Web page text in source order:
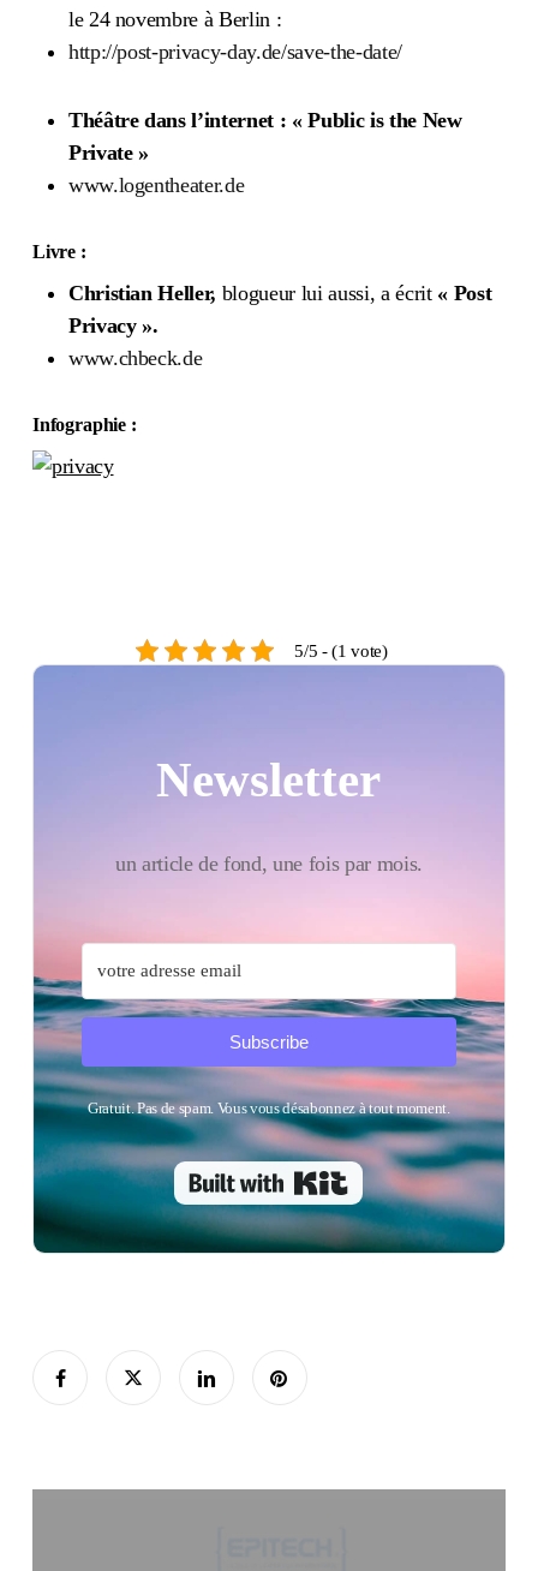
le 24 novembre à Berlin :
http://post-privacy-day.de/save-the-date/
Théâtre dans l’internet : « Public is the New
Private »
www.logentheater.de
Livre :
Christian Heller, blogueur lui aussi, a écrit« Post
Privacy ».
www.chbeck.de
Infographie :
5/5 - (1 vote)
Newsletter
un article de fond, une fois par mois.
Subscribe
Gratuit. Pas de spam. Vous vous désabonnez à tout moment.
Built with Kit